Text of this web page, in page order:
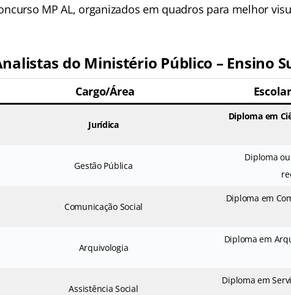
MP AL, organizados em quadros para melhor
do Ministério Público – Ensino
Cargo/Área
Jurídica
Diploma em
Gestão Pública
Diploma
Comunicação Social
Diploma em
Arquivologia
Diploma em
Assistência Social
Diploma em